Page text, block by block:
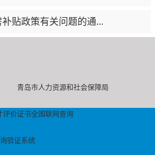
贴政策有关问题的通...
青岛市人力资源和社会保障局
评价证书全国联网查询
验证系统